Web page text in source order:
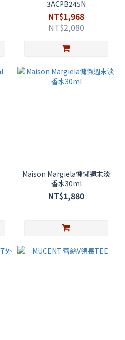
3ACPB245N
NT$1,968
NT$2,080
Maison Margiela慵懶週末淡
香水30ml
NT$1,880